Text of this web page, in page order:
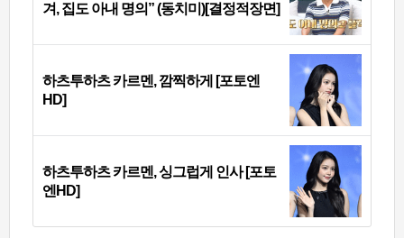
겨, 집도 아내 명의” (동치미)[결정적장면]
하츠투하츠 카르멘, 깜찍하게 [포토엔
HD]
하츠투하츠 카르멘, 싱그럽게 인사 [포토
엔HD]